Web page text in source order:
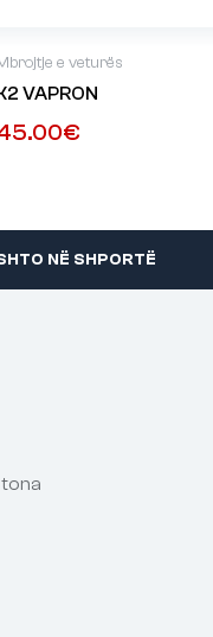
e veturës
VAPRON
€
NË SHPORTË